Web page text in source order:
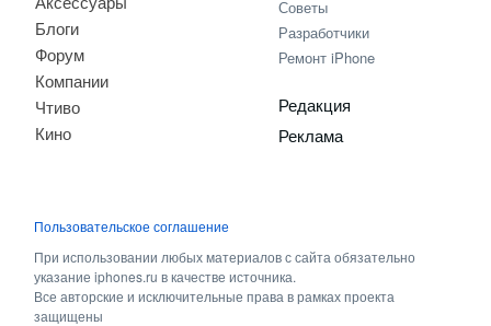
Блоги
Форум
Компании
Чтиво
Кино
Советы
Разработчики
Ремонт iPhone
Редакция
Реклама
Пользовательское соглашение
При использовании любых материалов с сайта обязательно
указание iphones.ru в качестве источника.
Все авторские и исключительные права в рамках проекта
защищены